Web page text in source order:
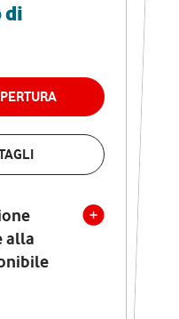
di
alla
CLUB
LA COPERTURA
alla